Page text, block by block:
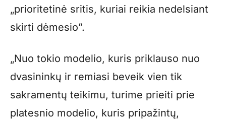
„prioritetinė sritis, kuriai reikia nedelsiant
skirti dėmesio”.
„Nuo tokio modelio, kuris priklauso nuo
dvasininkų ir remiasi beveik vien tik
sakramentų teikimu, turime prieiti prie
platesnio modelio, kuris pripažintų,